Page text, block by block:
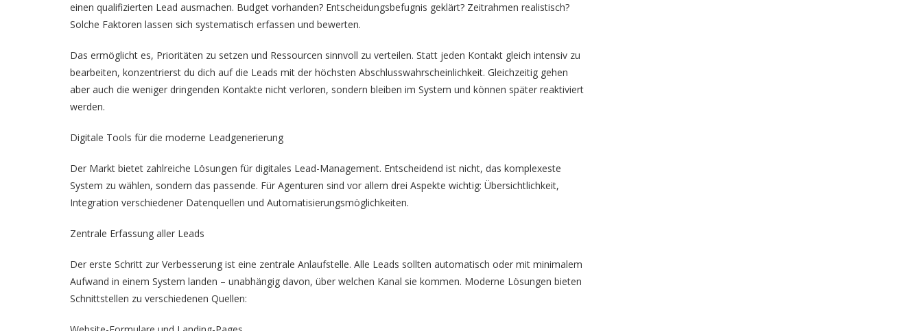
einen qualifizierten Lead ausmachen. Budget vorhanden? Entscheidungsbefugnis geklärt? Zeitrahmen realistisch?
Solche Faktoren lassen sich systematisch erfassen und bewerten.
Das ermöglicht es, Prioritäten zu setzen und Ressourcen sinnvoll zu verteilen. Statt jeden Kontakt gleich intensiv zu
bearbeiten, konzentrierst du dich auf die Leads mit der höchsten Abschlusswahrscheinlichkeit. Gleichzeitig gehen
aber auch die weniger dringenden Kontakte nicht verloren, sondern bleiben im System und können später reaktiviert
werden.
Digitale Tools für die moderne Leadgenerierung
Der Markt bietet zahlreiche Lösungen für digitales Lead-Management. Entscheidend ist nicht, das komplexeste
System zu wählen, sondern das passende. Für Agenturen sind vor allem drei Aspekte wichtig: Übersichtlichkeit,
Integration verschiedener Datenquellen und Automatisierungsmöglichkeiten.
Zentrale Erfassung aller Leads
Der erste Schritt zur Verbesserung ist eine zentrale Anlaufstelle. Alle Leads sollten automatisch oder mit minimalem
Aufwand in einem System landen – unabhängig davon, über welchen Kanal sie kommen. Moderne Lösungen bieten
Schnittstellen zu verschiedenen Quellen: